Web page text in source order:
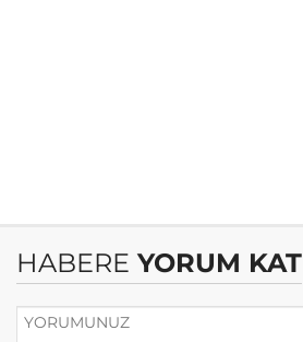
HABERE YORUM KAT